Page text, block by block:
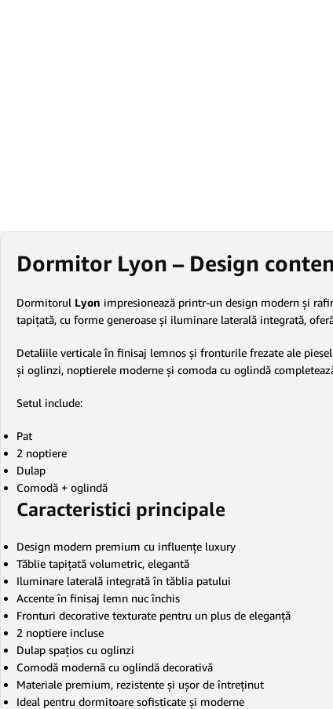
Dormitor Lyon – Design
Dormitorul Lyon impresionează printr-un design modern și
tapițată, cu forme generoase și iluminare laterală integrată,
Detaliile verticale în finisaj lemnos și fronturile frezate ale
și oglinzi, noptierele moderne și comoda cu oglindă
Setul include:
Pat
2 noptiere
Dulap
Comodă + oglindă
Caracteristici principale
Design modern premium cu influențe luxury
Tăblie tapițată volumetric, elegantă
Iluminare laterală integrată în tăblia patului
Accente în finisaj lemn nuc închis
Fronturi decorative texturate pentru un plus de eleganță
2 noptiere incluse
Dulap spațios cu oglinzi
Comodă modernă cu oglindă decorativă
Materiale premium, rezistente și ușor de întreținut
Ideal pentru dormitoare sofisticate și moderne